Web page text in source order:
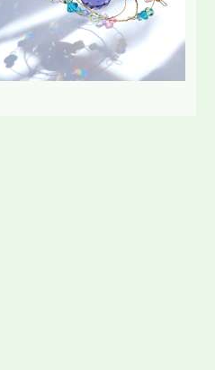
サンキャッチャー《universe（小
宇宙）》
¥8,450